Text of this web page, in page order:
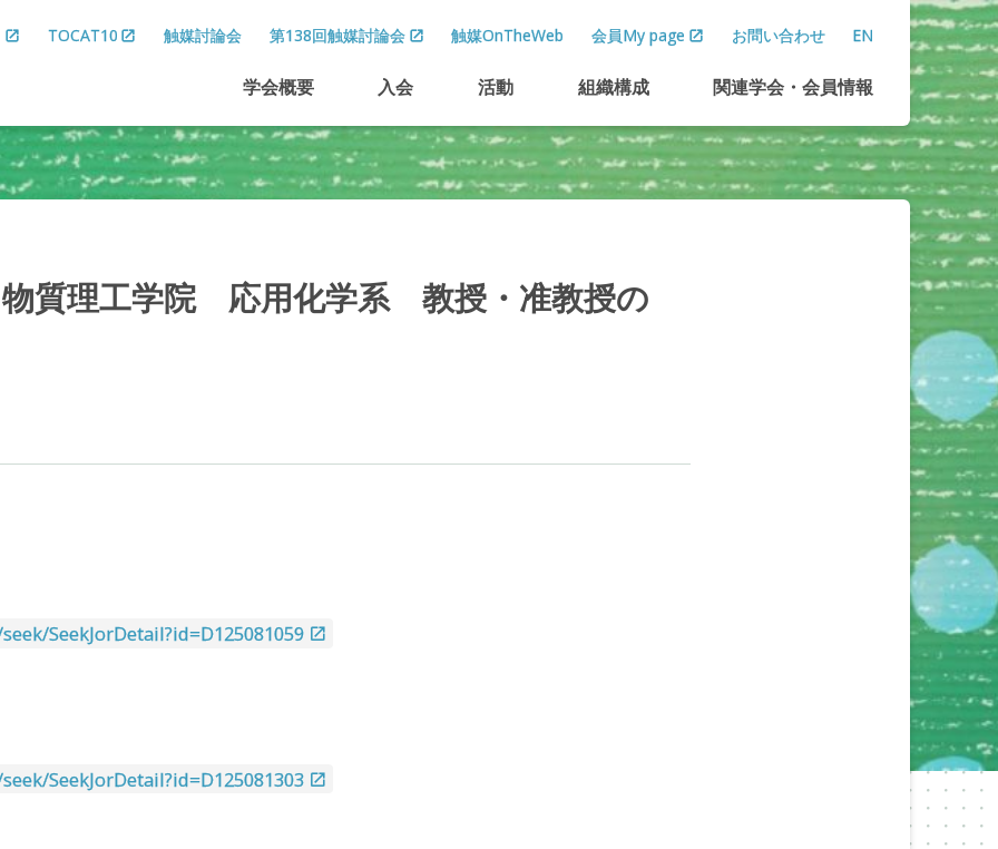
TOCAT10 触媒討論会 第138回触媒討論会 触媒OnTheWeb 会員My page お問い合わせ EN
学会概要 入会 活動 組織構成 関連学会 ・会員情報
物質理工学院 応用化学系 教授 ・ 准教授の
SeekJorDetail?id=D125081059
SeekJorDetail?id=D125081303